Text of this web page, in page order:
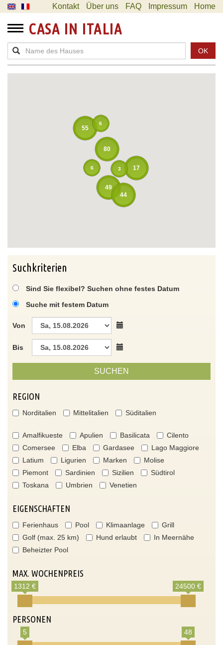
Kontakt Über uns FAQ Impressum Home
CASA IN ITALIA
OK
49
55
80
17
3
6
6
44
Suchkriterien
Sind Sie flexibel? Suchen ohne festes Datum
Suche mit festem Datum
Von
Bis
SUCHEN
REGION
Norditalien Mittelitalien Süditalien
Amalfikueste Apulien Basilicata
Cilento
Comersee
Elba Gardasee
Lago Maggiore
Latium
Ligurien Marken
Molise
Piemont
Sardinien Sizilien
Südtirol
Toskana
Umbrien Venetien
EIGENSCHAFTEN
Ferienhaus Pool Klimaanlage
Grill
Golf (max. 25 km)
Hund erlaubt
In Meernähe
Beheizter Pool
MAX. WOCHENPREIS
1312 € 24500 €
PERSONEN
5 48